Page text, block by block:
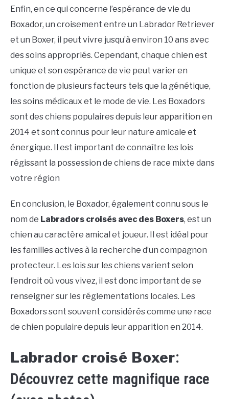
Enfin, en ce qui concerne l’espérance de vie du
Boxador, un croisement entre un Labrador Retriever
et un Boxer, il peut vivre jusqu’à environ 10 ans avec
des soins appropriés. Cependant, chaque chien est
unique et son espérance de vie peut varier en
fonction de plusieurs facteurs tels que la génétique,
les soins médicaux et le mode de vie. Les Boxadors
sont des chiens populaires depuis leur apparition en
2014 et sont connus pour leur nature amicale et
énergique. Il est important de connaître les lois
régissant la possession de chiens de race mixte dans
votre région
En conclusion, le Boxador, également connu sous le
nom de Labradors croisés avec des Boxers, est un
chien au caractère amical et joueur. Il est idéal pour
les familles actives à la recherche d’un compagnon
protecteur. Les lois sur les chiens varient selon
l’endroit où vous vivez, il est donc important de se
renseigner sur les réglementations locales. Les
Boxadors sont souvent considérés comme une race
de chien populaire depuis leur apparition en 2014.
Labrador croisé Boxer:
Découvrez cette magnifique race